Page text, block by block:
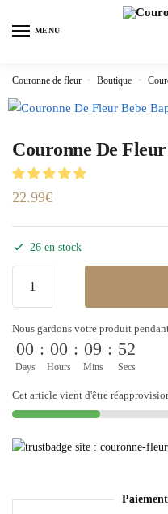
MENU
Couronne de fleur » Boutique »
Couronne De
22.99€
26 en stock
Nous gardons votre produit
00
Days
: 00
Hours
: 09
Mins
: 52
Secs
Cet article vient d'être